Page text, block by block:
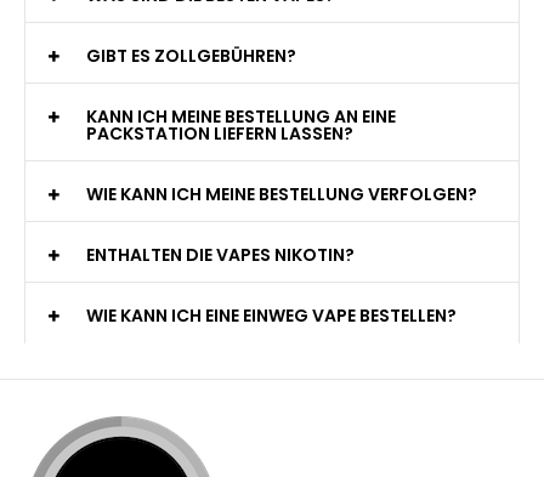
GIBT ES ZOLLGEBÜHREN?
KANN ICH MEINE BESTELLUNG AN EINE
PACKSTATION LIEFERN LASSEN?
WIE KANN ICH MEINE BESTELLUNG VERFOLGEN?
ENTHALTEN DIE VAPES NIKOTIN?
WIE KANN ICH EINE EINWEG VAPE BESTELLEN?